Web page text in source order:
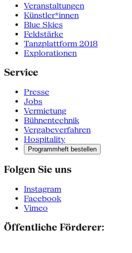
Veranstaltungen
Künstler*innen
Blue Skies
Feldstärke
Tanzplattform 2018
Explorationen
Service
Presse
Jobs
Vermietung
Bühnentechnik
Vergabeverfahren
Hospitality
Programmheft bestellen
Folgen Sie uns
Instagram
Facebook
Vimeo
Öffentliche Förderer: